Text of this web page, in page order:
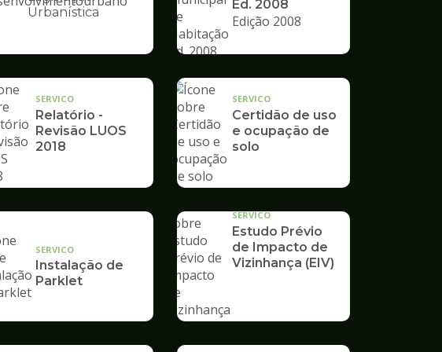
Ilustração
de
Desenvolvimento
Urbano
Urbanística
Ed. 2008
Edição 2008
SERVICO
Relatório -
Revisão LUOS
2018
SERVICO
Certidão de uso
e ocupação de
solo
SERVICO
Instalação de
Parklet
SERVICO
Estudo Prévio
de Impacto de
Vizinhança (EIV)